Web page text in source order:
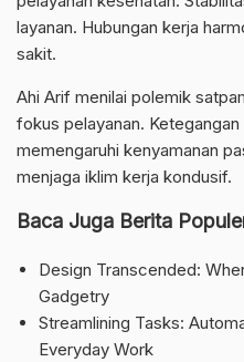
layanan. Hubungan kerja
sakit.
Ahi Arif menilai polemik
fokus pelayanan.
memengaruhi kenyamanan
menjaga iklim kerja kondusif.
Baca Juga Berita
Design Transcended:
Gadgetry
Streamlining Tasks:
Everyday Work